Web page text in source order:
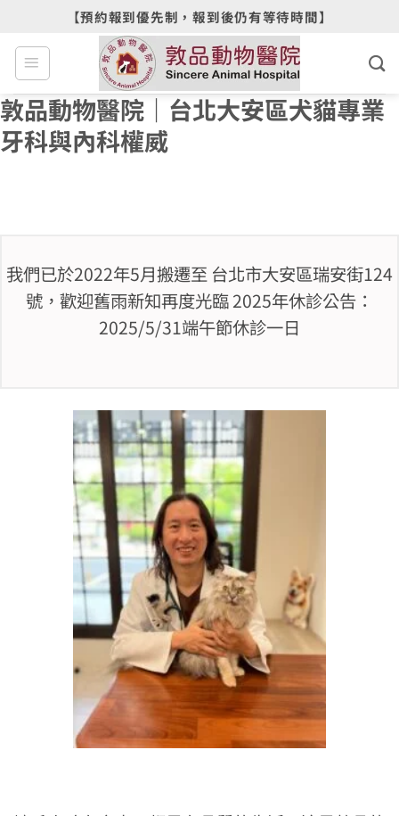
content
【預約報到優先制，報到後仍有等待時間】
敦品動物醫院｜台北大安區犬貓專業
牙科與內科權威
我們已於2022年5月搬遷至 台北市大安區瑞安街124
號，歡迎舊雨新知再度光臨 2025年休診公告：
2025/5/31端午節休診一日